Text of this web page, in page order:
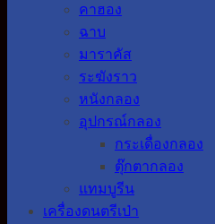
คาฮอง
ฉาบ
มาราคัส
ระฆังราว
หนังกลอง
อุปกรณ์กลอง
กระเดื่องกลอง
ตุ๊กตากลอง
แทมบูรีน
เครื่องดนตรีเป่า